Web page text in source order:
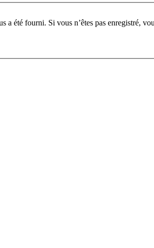
Pour participer à ce forum, vous devez vous enregistrer au préalable. Merci d’indiquer ci-dessous l’identifiant personnel qui vous